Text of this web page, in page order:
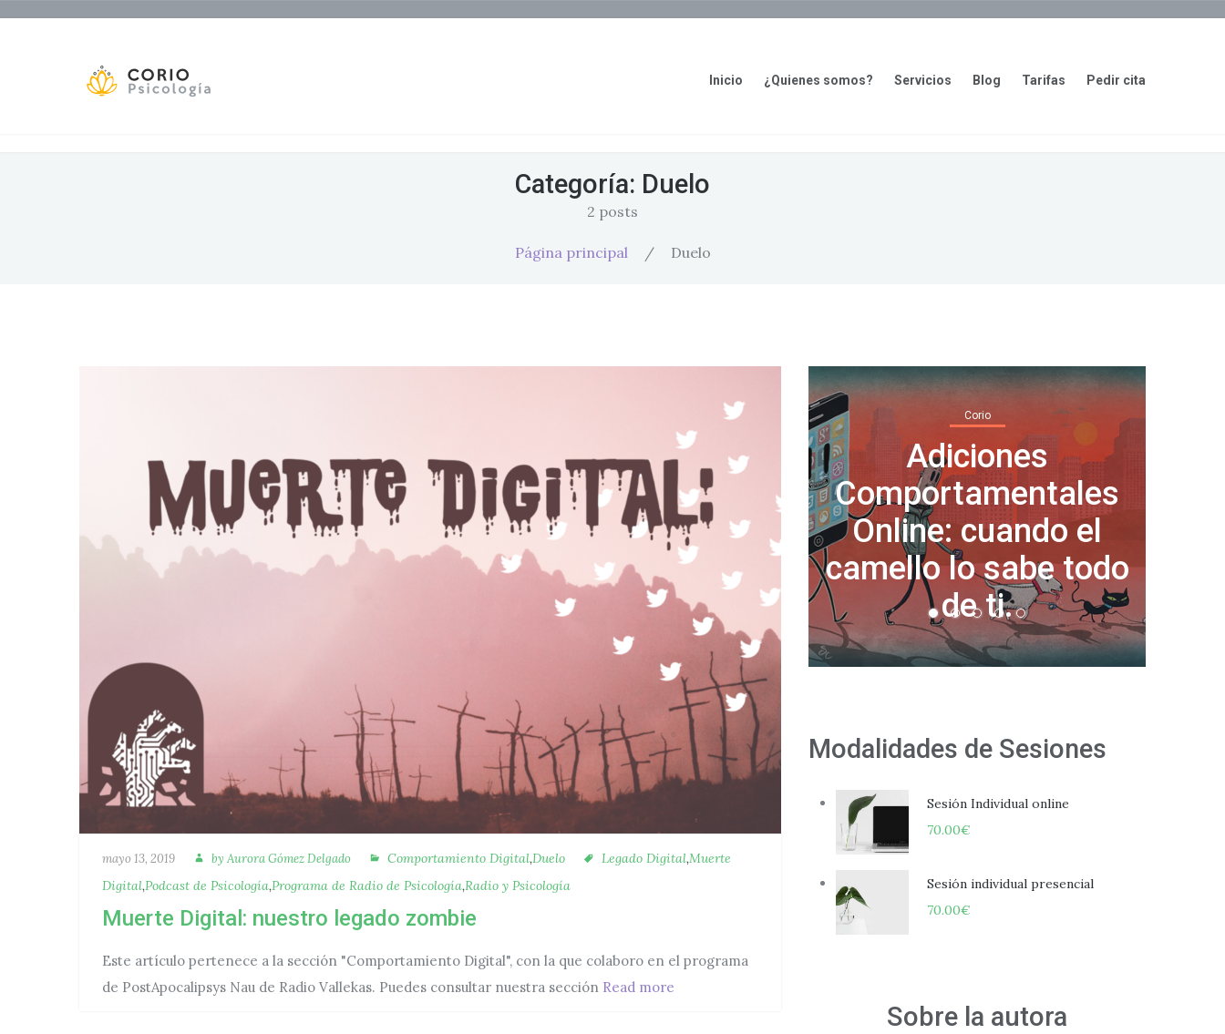
Inicio ¿Quienes somos? Servicios Blog Tarifas Pedir cita
Categoría: Duelo
2 posts
Página principal / Duelo
Publicado
mayo 13, 2019 Autora
by Aurora Gómez Delgado Categorías
Comportamiento Digital,Duelo Etiquetas
Legado Digital,Muerte
Digital,Podcast de Psicología,Programa de Radio de Psicología,Radio y Psicología
Muerte Digital: nuestro legado zombie
Este artículo pertenece a la sección "Comportamiento Digital", con la que colaboro en el programa
de PostApocalipsys Nau de Radio Vallekas. Puedes consultar nuestra sección Read more
enfermedad que se
transmite por
Internet?: El extraño
caso de la enfermedad
redes sociales
La Gran Renuncia:
¿porqué los
trabajadores están
renunciando de
manera masiva a sus
trabajos?
Corio
Adiciones
Comportamentales
Online: cuando el
camello lo sabe todo
de ti.
Modalidades de Sesiones
Sesión Individual online
70.00€
Sesión individual presencial
70.00€
Sobre la autora